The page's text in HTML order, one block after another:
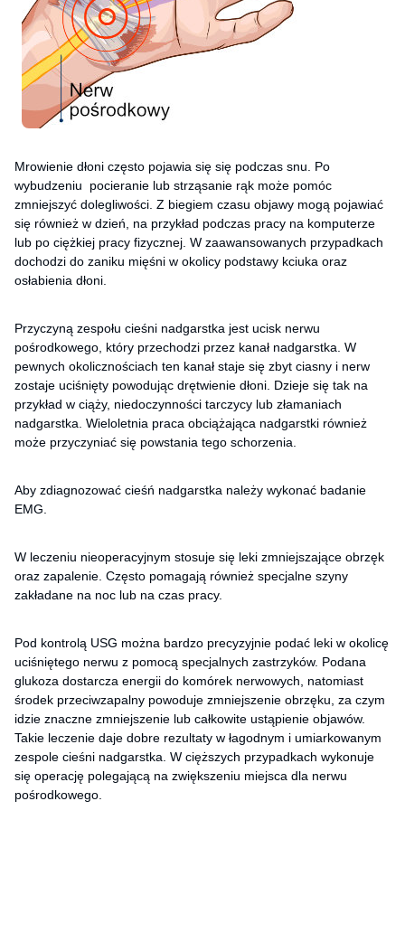
Mrowienie dłoni często pojawia się się podczas snu. Po
wybudzeniu pocieranie lub strząsanie rąk może pomóc
zmniejszyć dolegliwości. Z biegiem czasu objawy mogą pojawiać
się również w dzień, na przykład podczas pracy na komputerze
lub po ciężkiej pracy fizycznej. W zaawansowanych przypadkach
dochodzi do zaniku mięśni w okolicy podstawy kciuka oraz
osłabienia dłoni.
Przyczyną zespołu cieśni nadgarstka jest ucisk nerwu
pośrodkowego, który przechodzi przez kanał nadgarstka. W
pewnych okolicznościach ten kanał staje się zbyt ciasny i nerw
zostaje uciśnięty powodując drętwienie dłoni. Dzieje się tak na
przykład w ciąży, niedoczynności tarczycy lub złamaniach
nadgarstka. Wieloletnia praca obciążająca nadgarstki również
może przyczyniać się powstania tego schorzenia.
Aby zdiagnozować cieśń nadgarstka należy wykonać badanie
EMG.
W leczeniu nieoperacyjnym stosuje się leki zmniejszające obrzęk
oraz zapalenie. Często pomagają również specjalne szyny
zakładane na noc lub na czas pracy.
Pod kontrolą USG można bardzo precyzyjnie podać leki w okolicę
uciśniętego nerwu z pomocą specjalnych zastrzyków. Podana
glukoza dostarcza energii do komórek nerwowych, natomiast
środek przeciwzapalny powoduje zmniejszenie obrzęku, za czym
idzie znaczne zmniejszenie lub całkowite ustąpienie objawów.
Takie leczenie daje dobre rezultaty w łagodnym i umiarkowanym
zespole cieśni nadgarstka. W cięższych przypadkach wykonuje
się operację polegającą na zwiększeniu miejsca dla nerwu
pośrodkowego.